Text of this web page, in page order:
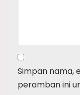
Simpan nama,
peramban ini